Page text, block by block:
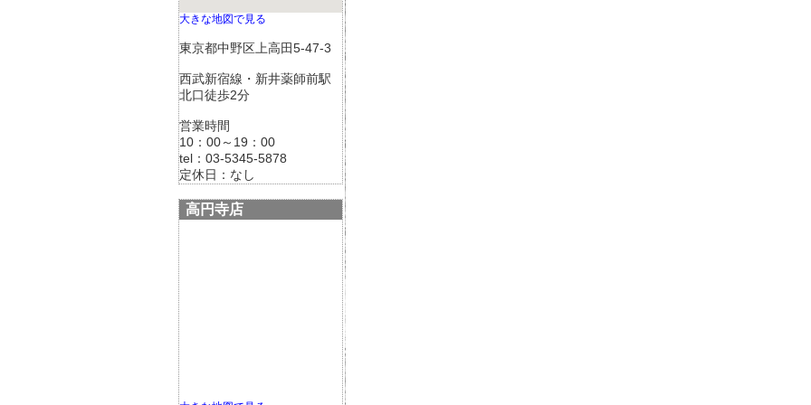
大きな地図で見る
東京都中野区上高田5-47-3
西武新宿線・新井薬師前駅
北口徒歩2分
営業時間
10：00～19：00
tel：03-5345-5878
定休日：なし
高円寺店